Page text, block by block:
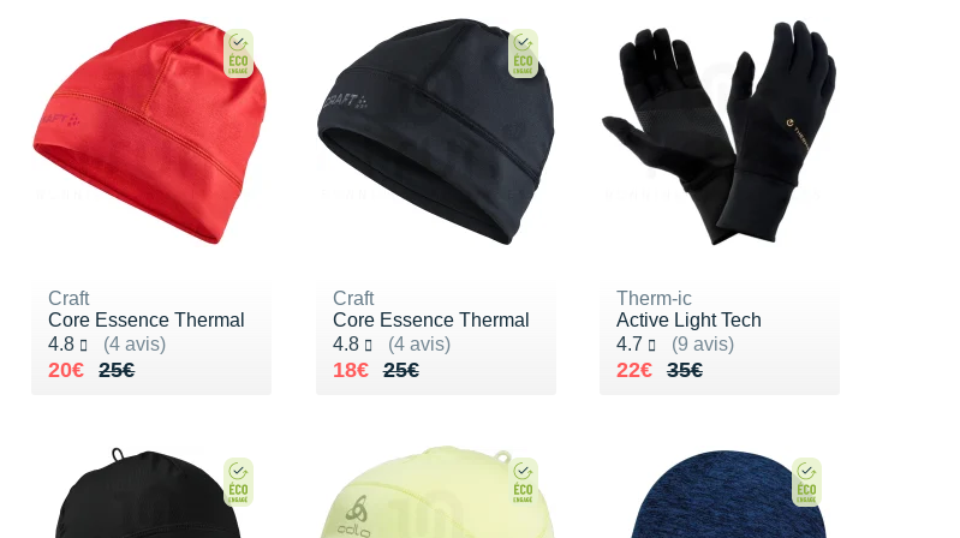
Craft
Core Essence Thermal
4.8
(4 avis)
Noté 4.8 sur 5
25€
Au lieu de 25€
20€
Vendu 20€
Craft
Core Essence Thermal
4.8
(4 avis)
Noté 4.8 sur 5
25€
Au lieu de 25€
18€
Vendu 18€
Therm-ic
Active Light Tech
4.7
(9 avis)
Noté 4.7 sur 5
35€
Au lieu de 35€
22€
Vendu 22€